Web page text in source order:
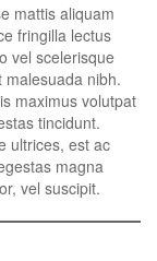
mattis aliquam
fringilla lectus
vel scelerisque
malesuada nibh.
maximus volutpat
tincidunt.
ultrices, est ac
magna
vel suscipit.